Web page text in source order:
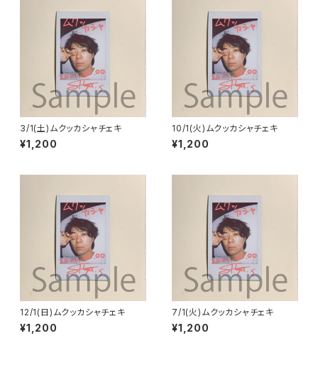
3/1(土)ムクッカシャチェキ
¥1,200
10/1(火)ムクッカシャチェキ
¥1,200
12/1(日)ムクッカシャチェキ
¥1,200
7/1(火)ムクッカシャチェキ
¥1,200